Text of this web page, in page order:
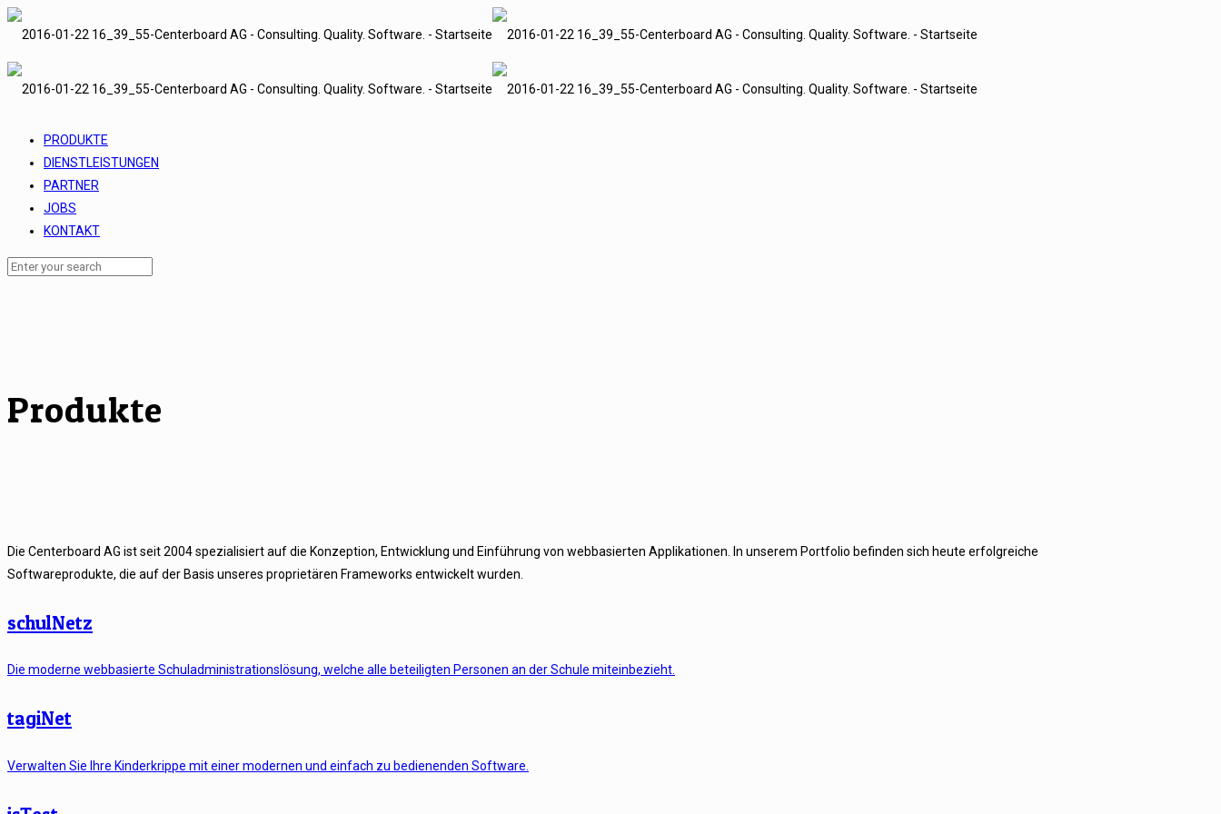
PRODUKTE
DIENSTLEISTUNGEN
PARTNER
JOBS
KONTAKT
Produkte
Die Centerboard AG ist seit 2004 spezialisiert auf die Konzeption, Entwicklung und Einführung von webbasierten Applikationen. In unserem Portfolio befinden sich heute erfolgreiche
Softwareprodukte, die auf der Basis unseres proprietären Frameworks entwickelt wurden.
schulNetz
Die moderne webbasierte Schuladministrationslösung, welche alle beteiligten Personen an der Schule miteinbezieht.
tagiNet
Verwalten Sie Ihre Kinderkrippe mit einer modernen und einfach zu bedienenden Software.